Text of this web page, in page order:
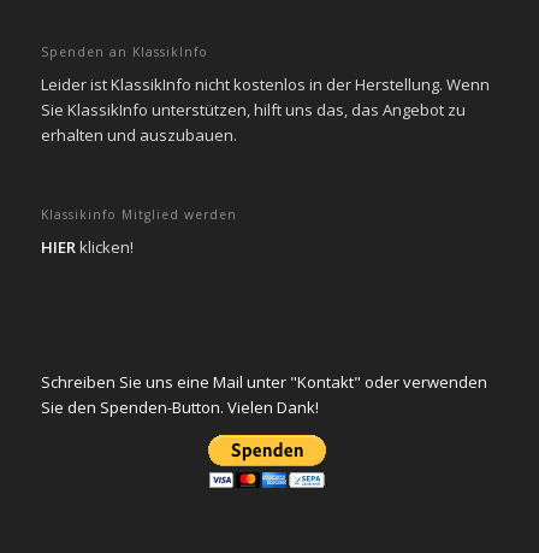
Spenden an KlassikInfo
Leider ist KlassikInfo nicht kostenlos in der Herstellung. Wenn
Sie KlassikInfo unterstützen, hilft uns das, das Angebot zu
erhalten und auszubauen.
Klassikinfo Mitglied werden
HIERklicken!
Schreiben Sie uns eine Mail unter "Kontakt" oder verwenden
Sie den Spenden-Button. Vielen Dank!